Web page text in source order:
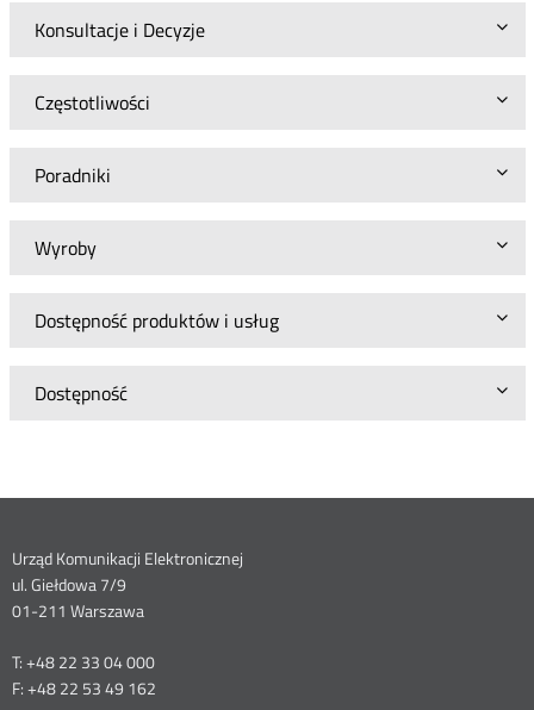
Konsultacje i Decyzje
Częstotliwości
Poradniki
Wyroby
Dostępność produktów i usług
Dostępność
Dane
kontaktowe
Urząd Komunikacji Elektronicznej
ul. Giełdowa 7/9
01-211 Warszawa
T: +48 22 33 04 000
F: +48 22 53 49 162